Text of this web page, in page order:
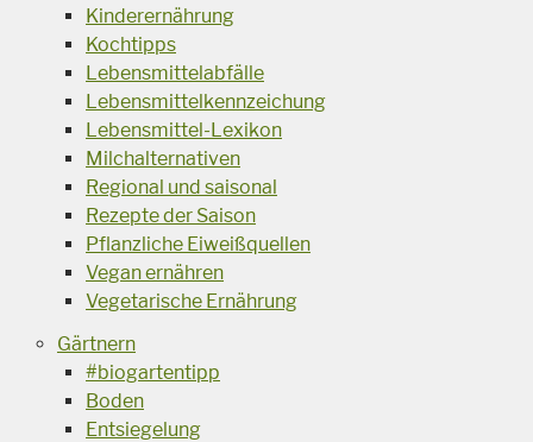
Kinderernährung
Kochtipps
Lebensmittelabfälle
Lebensmittelkennzeichung
Lebensmittel-Lexikon
Milchalternativen
Regional und saisonal
Rezepte der Saison
Pflanzliche Eiweißquellen
Vegan ernähren
Vegetarische Ernährung
Gärtnern
#biogartentipp
Boden
Entsiegelung